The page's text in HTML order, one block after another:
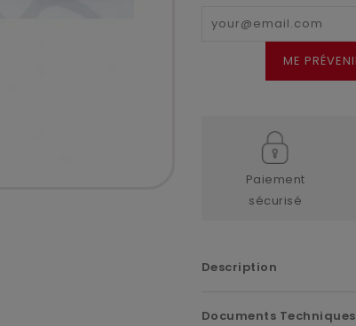
ME
Paiement
sécurisé
Description
Documents Techniques